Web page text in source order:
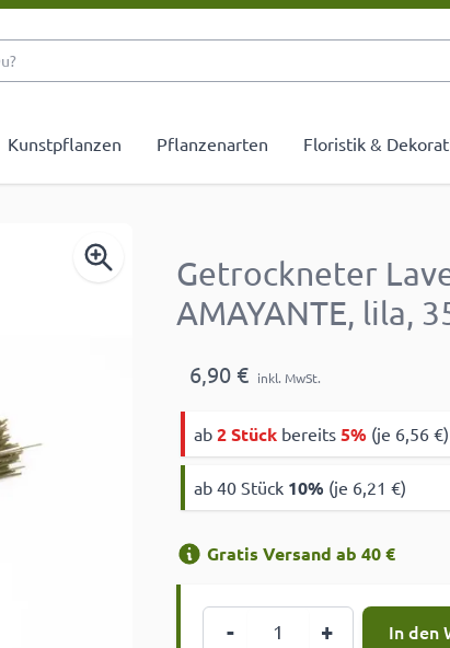
Kunstpflanzen Pflanzenarten Floristik &
Getrockneter
AMAYANTE, lila,
6,90 € inkl. MwSt.
ab 2 Stück bereits 5% (je 6,56 €)
ab 40 Stück 10% (je 6,21 €)
Gratis Versand ab 40 €
- + In den